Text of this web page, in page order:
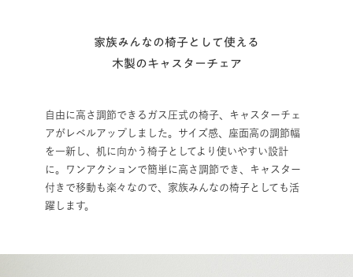
家族みんなの椅子として使える
木製のキャスターチェア
自由に高さ調節できるガス圧式の椅子、キャスターチェ
アがレベルアップしました。サイズ感、座面高の調節幅
を一新し、机に向かう椅子としてより使いやすい設計
に。ワンアクションで簡単に高さ調節でき、キャスター
付きで移動も楽々なので、家族みんなの椅子としても活
躍します。